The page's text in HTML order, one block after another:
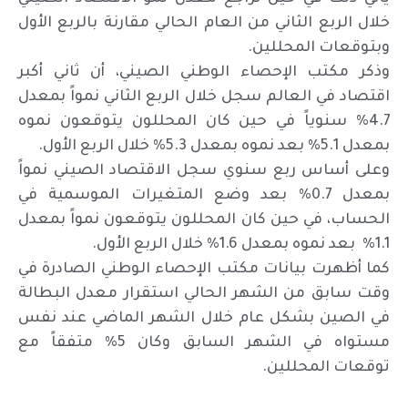
خلال الربع الثاني من العام الحالي مقارنة بالربع الأول
وبتوقعات المحللين.
وذكر مكتب الإحصاء الوطني الصيني، أن ثاني أكبر
اقتصاد في العالم سجل خلال الربع الثاني نمواً بمعدل
4.7% سنوياً في حين كان المحللون يتوقعون نموه
بمعدل 5.1% بعد نموه بمعدل 5.3% خلال الربع الأول.
وعلى أساس ربع سنوي سجل الاقتصاد الصيني نمواً
بمعدل 0.7% بعد وضع المتغيرات الموسمية في
الحساب، في حين كان المحللون يتوقعون نمواً بمعدل
1.1% بعد نموه بمعدل 1.6% خلال الربع الأول.
كما أظهرت بيانات مكتب الإحصاء الوطني الصادرة في
وقت سابق من الشهر الحالي استقرار معدل البطالة
في الصين بشكل عام خلال الشهر الماضي عند نفس
مستواه في الشهر السابق وكان 5% متفقاً مع
توقعات المحللين.